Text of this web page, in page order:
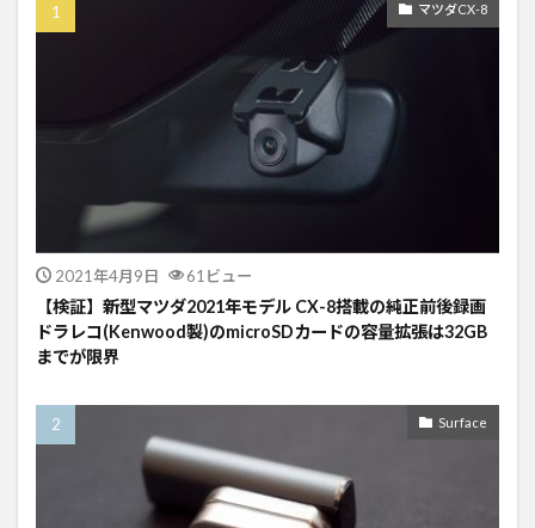
マツダCX-8
2021年4月9日 61ビュー
【検証】新型マツダ2021年モデル CX-8搭載の純正前後録画
ドラレコ(Kenwood製)のmicroSDカードの容量拡張は32GB
までが限界
Surface